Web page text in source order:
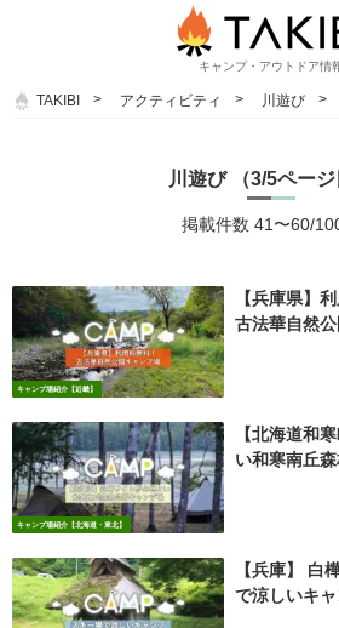
キャンプ・アウトドア情
TAKIBI アクティビティ 川遊び
川遊び （3/5ページ
掲載件数 41〜60/
キャンプ場紹介【近畿】
【兵庫県】
古法華自然
キャンプ場紹介【北海道・東北】
【北海道和
い和寒南丘
【兵庫】 白
で涼しいキ